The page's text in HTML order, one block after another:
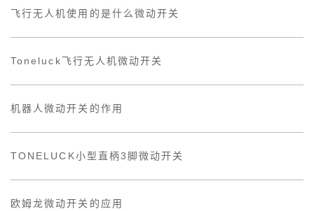
飞行无人机使用的是什么微动开关
Toneluck飞行无人机微动开关
机器人微动开关的作用
TONELUCK小型直柄3脚微动开关
欧姆龙微动开关的应用